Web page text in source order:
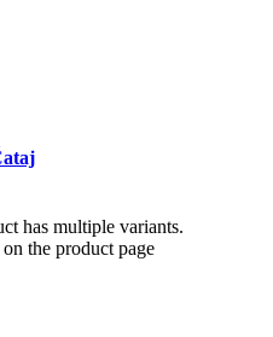
has multiple variants.
the product page